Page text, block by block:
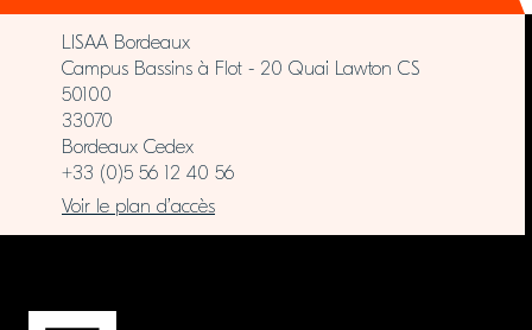
LISAA Bordeaux
Campus Bassins à Flot - 20 Quai Lawton CS
50100
33070
Bordeaux Cedex
+33 (0)5 56 12 40 56
Voir le plan d’accès